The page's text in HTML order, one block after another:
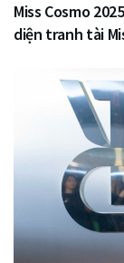
Miss Cosmo
diện tranh tài